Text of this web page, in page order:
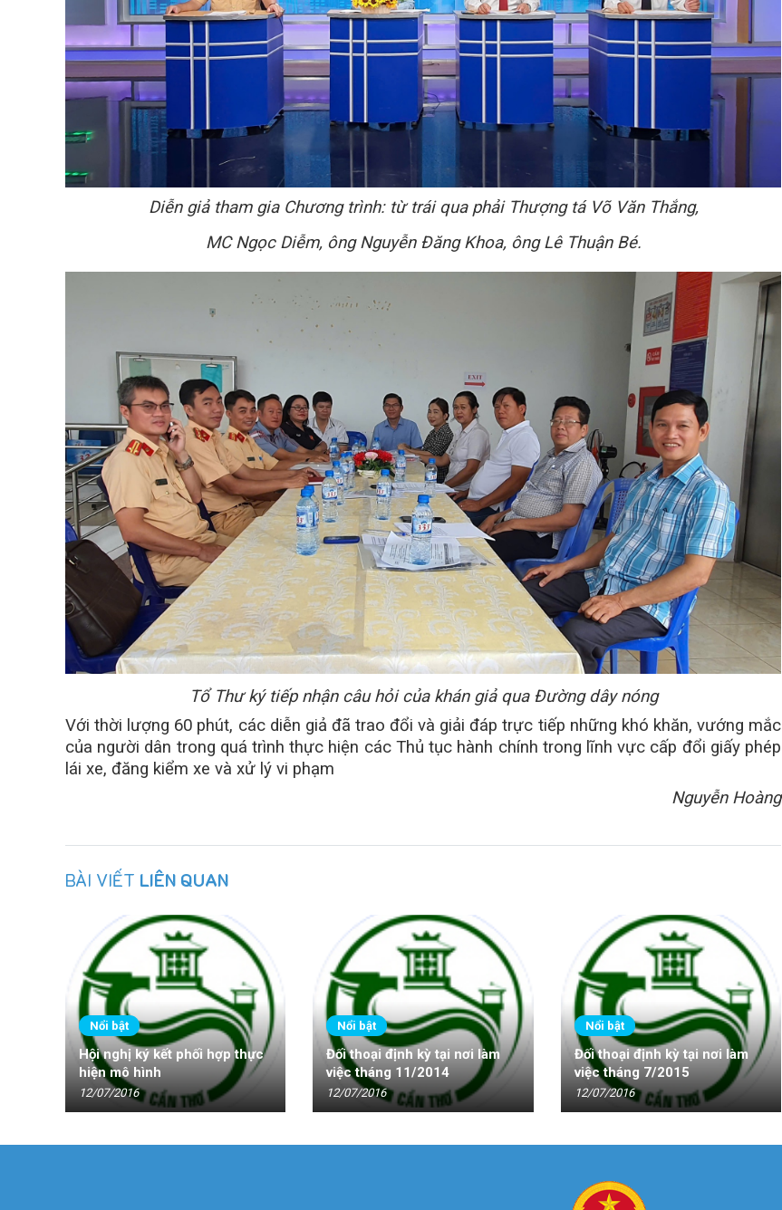
Diễn giả tham gia Chương trình: từ trái qua phải Thượng tá Võ Văn Thắng,
MC Ngọc Diễm, ông Nguyễn Đăng Khoa, ông Lê Thuận Bé.
Tổ Thư ký tiếp nhận câu hỏi của khán giả qua Đường dây nóng
Với thời lượng 60 phút, các diễn giả đã trao đổi và giải đáp trực tiếp những khó khăn, vướng mắc
của người dân trong quá trình thực hiện các Thủ tục hành chính trong lĩnh vực cấp đổi giấy phép
lái xe, đăng kiểm xe và xử lý vi phạm
Nguyễn Hoàng
BÀI VIẾT LIÊN QUAN
Nổi bật
Hội nghị ký kết phối hợp thực
hiện mô hình
12/07/2016
Nổi bật
Đối thoại định kỳ tại nơi làm
việc tháng 11/2014
12/07/2016
Nổi bật
Đối thoại định kỳ tại nơi làm
việc tháng 7/2015
12/07/2016